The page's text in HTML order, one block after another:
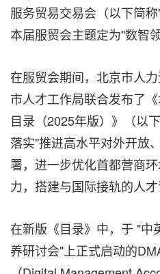
服务贸易交易会（以下简称
本届服贸会主题定为"数智领
在服贸会期间，北京市人
市人才工作局联合发布了
目录（2025年版）》（以
落实"推进高水平对外开放
署，进一步优化首都营商
力，搭建与国际接轨的人才
在新版《目录》中，于 "中
养研讨会"上正式启动的